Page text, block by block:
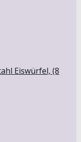
Eiswürfel, (8